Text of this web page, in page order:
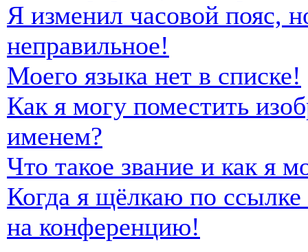
Я изменил часовой пояс,
неправильное!
Моего языка нет в списке!
Как я могу поместить
именем?
Что такое звание и как я
Когда я щёлкаю по
на конференцию!